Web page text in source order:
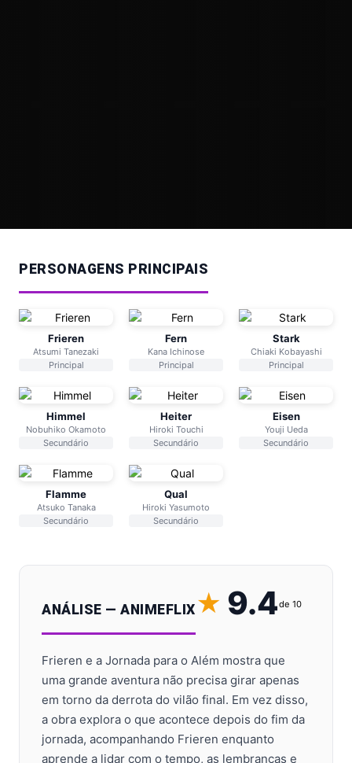
PERSONAGENS PRINCIPAIS
Frieren
Atsumi Tanezaki
Principal
Fern
Kana Ichinose
Principal
Stark
Chiaki Kobayashi
Principal
Himmel
Nobuhiko Okamoto
Secundário
Heiter
Hiroki Touchi
Secundário
Eisen
Youji Ueda
Secundário
Flamme
Atsuko Tanaka
Secundário
Qual
Hiroki Yasumoto
Secundário
ANÁLISE — ANIMEFLIX 9.4de 10
Frieren e a Jornada para o Além mostra que
uma grande aventura não precisa girar apenas
em torno da derrota do vilão final. Em vez disso,
a obra explora o que acontece depois do fim da
jornada, acompanhando Frieren enquanto
aprende a lidar com o tempo, as lembranças e